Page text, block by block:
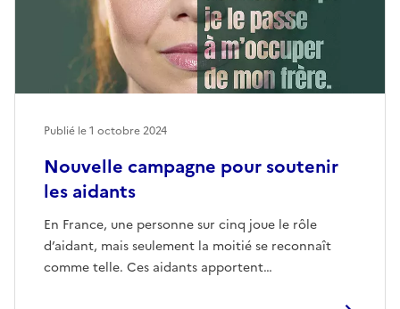
Nouvelle campagne pour soutenir
les aidants
En France, une personne sur cinq joue le rôle
d’aidant, mais seulement la moitié se reconnaît
comme telle. Ces aidants apportent…
Publié le1 octobre 2024